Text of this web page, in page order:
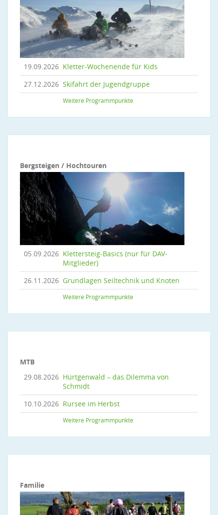
19.09.2026 Kletter-Wochenende für Kids
27.12.2026 Skifahrt der Jugendgruppe
Weitere Programmpunkte
Bergsteigen / Hochtouren
05.09.2026 Klettersteig-Basics (nur für DAV-
Mitglieder)
26.11.2026 Grundlagen Seiltechnik und Knoten
Weitere Programmpunkte
MTB
29.08.2026 Hürtgenwald – das Dilemma von
Schmidt
10.10.2026 Rursee im Herbst
Weitere Programmpunkte
Familie